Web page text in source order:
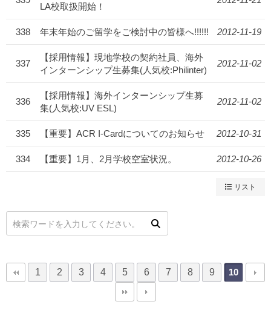
LA校取扱開始！
338 年末年始のご留学をご検討中の皆様へ!!!!!! 2012-11-19
337
【採用情報】現地学校の契約社員、海外
インターンシップ生募集(人気校:Philinter)
2012-11-02
336
【採用情報】海外インターンシップ生募
集(人気校:UV ESL)
2012-11-02
335 【重要】ACR I-Cardについてのお知らせ 2012-10-31
334 【重要】1月、2月学校空室状況。 2012-10-26
リスト
1 2 3 4 5 6 7 8 9 10